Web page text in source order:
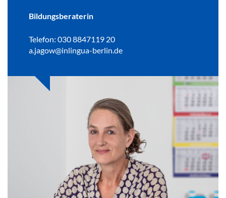
Bildungsberaterin
Telefon: 030 8847119 20
a.jagow@inlingua-berlin.de